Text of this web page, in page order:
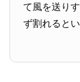
て風を送り
ず割れると